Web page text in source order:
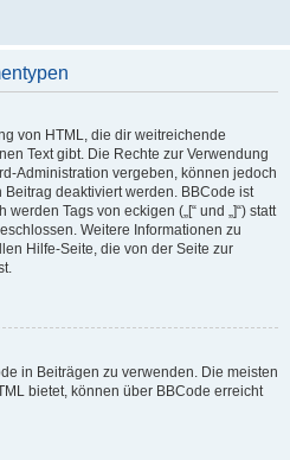
von HTML, die dir weitreichende
Text gibt. Die Rechte zur Verwendung
Administration vergeben, können jedoch
deaktiviert werden. BBCode ist
Tags von eckigen („[“ und „]“) statt
Weitere Informationen zu
Hilfe-Seite, die von der Seite zur
in Beiträgen zu verwenden. Die meisten
bietet, können über BBCode erreicht